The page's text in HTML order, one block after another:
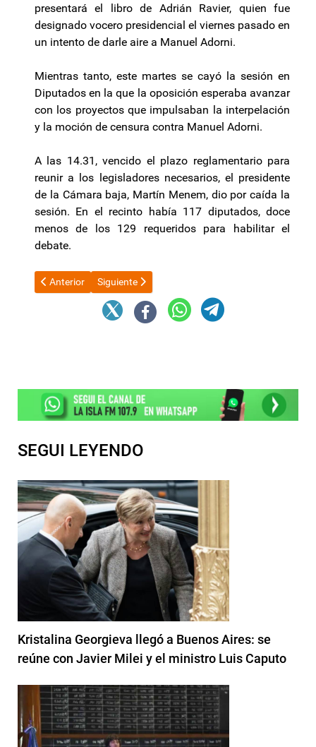
presentará el libro de Adrián Ravier, quien fue
designado vocero presidencial el viernes pasado en
un intento de darle aire a Manuel Adorni.
Mientras tanto, este martes se cayó la sesión en
Diputados en la que la oposición esperaba avanzar
con los proyectos que impulsaban la interpelación
y la moción de censura contra Manuel Adorni.
A las 14.31, vencido el plazo reglamentario para
reunir a los legisladores necesarios, el presidente
de la Cámara baja, Martín Menem, dio por caída la
sesión. En el recinto había 117 diputados, doce
menos de los 129 requeridos para habilitar el
debate.
Artículo anterior: La respuesta de Manuel Adorni tras la
Anterior Artículo siguiente: Diputados: se cayó la sesión
Siguiente
SEGUI LEYENDO
Kristalina Georgieva llegó a Buenos Aires: se
reúne con Javier Milei y el ministro Luis Caputo